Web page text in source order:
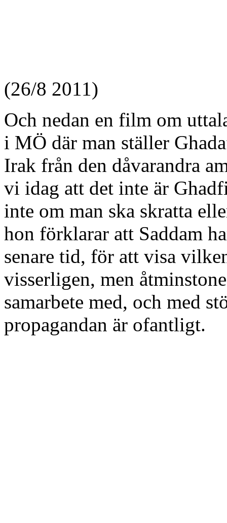
(26/8 2011)
Och nedan en film om
i MÖ där man ställer
Irak från den dåvarandra
vi idag att det inte är
inte om man ska skratta
hon förklarar att Saddam
senare tid, för att visa
visserligen, men
samarbete med, och med
propagandan är ofantligt.